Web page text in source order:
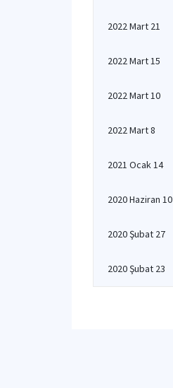
2022 Mart 21
2022 Mart 15
2022 Mart 10
2022 Mart 8
2021 Ocak 14
2020 Haziran 10
2020 Şubat 27
2020 Şubat 23